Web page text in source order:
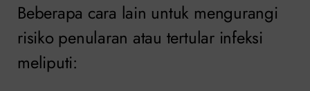
Beberapa cara lain untuk mengurangi
risiko penularan atau tertular infeksi
meliputi: